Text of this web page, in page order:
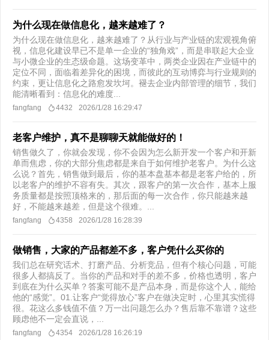
为什么现在做信息化，越来越难了？
为什么现在做信息化，越来越难了？从行业与产业链的宏观视角俯
视，信息化建设早已不是单一企业的“独角戏”，而是串联起大企业
与小微企业的生态级命题。这场变革中，两类企业因在产业链中的
定位不同，面临着差异化的困境，而彼此的互动博弈与行业规则的
约束，更让信息化之路愈发坎坷。褪去企业内部管理的细节，我们
能清晰看到：信息化的难度...
fangfang 4432 2026/1/28 16:29:47
老客户维护，真不是聊聊天就能做好的！
销售做久了，你就会发现，你不会因为怎么新开发一个客户和开新
单而焦虑，你的大部分焦虑都是来自于如何维护老客户。为什么这
么说？首先，销售做到最后，你的基本盘基本都是老客户给的，所
以老客户的维护不容有失。其次，跟客户的第一次合作，基本上服
务质量都是按照顶格来的，那后面的每一次合作，你只能越来越
好，不能越来越差，但是这个很难。...
fangfang 4358 2026/1/28 16:28:39
做销售，大家的产品都差不多，客户凭什么买你的
​我们总在研究话术、打磨产品、分析竞品，但有个核心问题，可能
很多人都搞反了。当你的产品和对手的差不多，价格也透明，客户
到底在为什么买单？答案可能不是产品本身，而是你这个人，能给
他的“感觉”。01.让客户“觉得放心”客户在做决定时，心里其实慌得
很。花这么多钱值不值？万一出问题怎么办？售后靠不靠谱？这些
顾虑他不一定会直说，...
fangfang 4354 2026/1/28 16:26:19